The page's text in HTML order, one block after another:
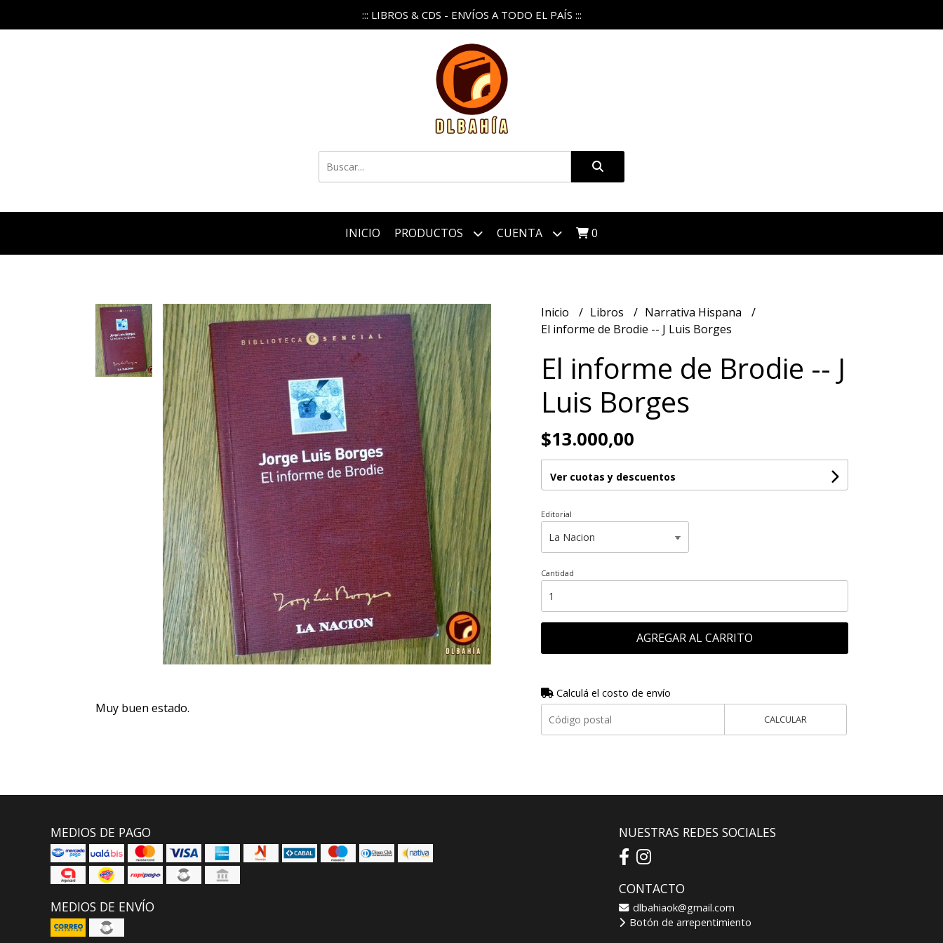
::: LIBROS & CDS - ENVÍOS A TODO EL PAÍS :::
INICIO PRODUCTOS CUENTA 0
Muy buen estado.
Inicio Libros
Narrativa Hispana
El informe de Brodie -- J Luis Borges
El informe de Brodie -- J
Luis Borges
$13.000,00
Ver cuotas y descuentos
Editorial
Cantidad
AGREGAR AL CARRITO
Calculá el costo de envío
CALCULAR
MEDIOS DE PAGO
MEDIOS DE ENVÍO
NUESTRAS REDES SOCIALES
CONTACTO
dlbahiaok@gmail.com
Botón de arrepentimiento